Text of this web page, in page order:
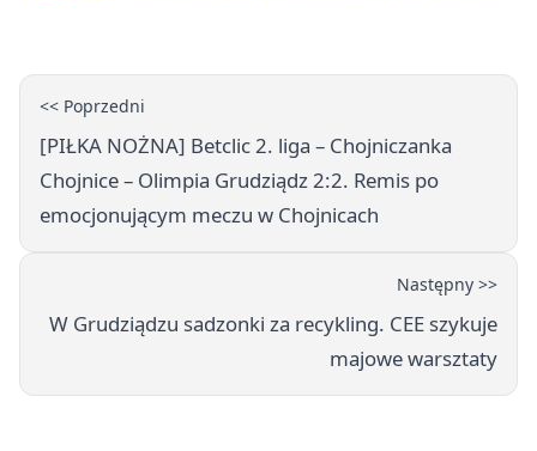
<< Poprzedni
[PIŁKA NOŻNA] Betclic 2. liga – Chojniczanka
Chojnice – Olimpia Grudziądz 2:2. Remis po
emocjonującym meczu w Chojnicach
Następny >>
W Grudziądzu sadzonki za recykling. CEE szykuje
majowe warsztaty